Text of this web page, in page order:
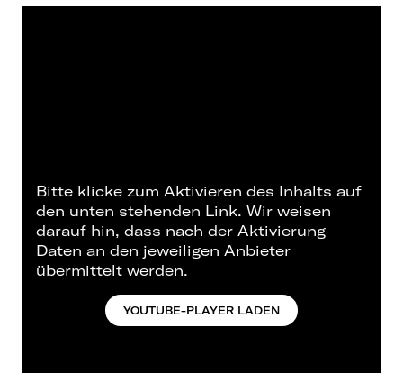
Bitte klicke zum Aktivieren des Inhalts auf
den unten stehenden Link. Wir weisen
darauf hin, dass nach der Aktivierung
Daten an den jeweiligen Anbieter
übermittelt werden.
YOUTUBE-PLAYER LADEN